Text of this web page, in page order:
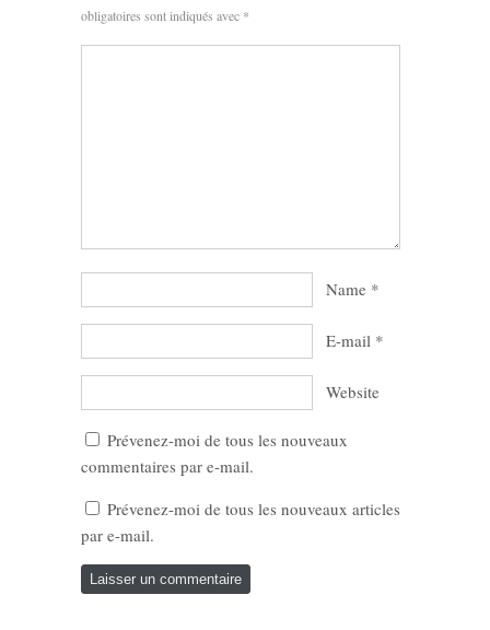
obligatoires sont indiqués avec *
Name *
E-mail *
Website
Prévenez-moi de tous les nouveaux
commentaires par e-mail.
Prévenez-moi de tous les nouveaux articles
par e-mail.